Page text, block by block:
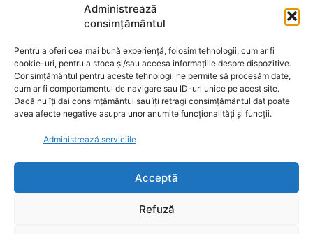
Administrează
consimțământul
Pentru a oferi cea mai bună experiență, folosim tehnologii, cum ar fi
cookie-uri, pentru a stoca și/sau accesa informațiile despre dispozitive.
Consimțământul pentru aceste tehnologii ne permite să procesăm date,
cum ar fi comportamentul de navigare sau ID-uri unice pe acest site.
Dacă nu îți dai consimțământul sau îți retragi consimțământul dat poate
avea afecte negative asupra unor anumite funcționalități și funcții.
Administrează serviciile
Acceptă
Refuză
175
Tehnologie
Financiar
160
ABUZURI
158
Social
Educatie
Cultura
149